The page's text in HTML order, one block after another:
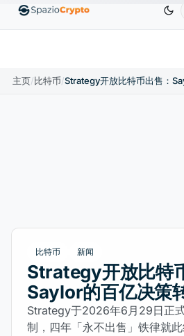
EthereumETHUS$1,880.58 Tether
主页/比特币/
比特币 新闻
Strategy开放比特
Saylor的百亿决策
Strategy于2026年6月29日正
制，四年「永不出售」铁律就